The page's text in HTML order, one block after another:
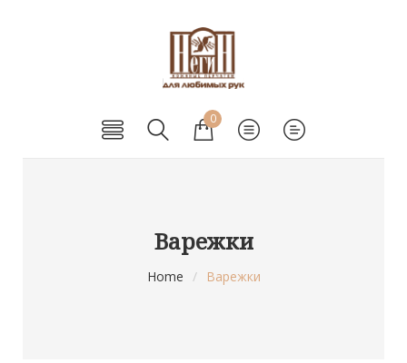
0
Варежки
Home / Варежки